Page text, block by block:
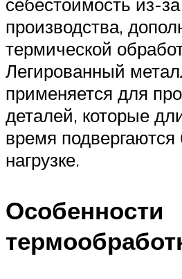
производства,
термической
Легированный
применяется для
деталей, которые
время
нагрузке.
Особенности